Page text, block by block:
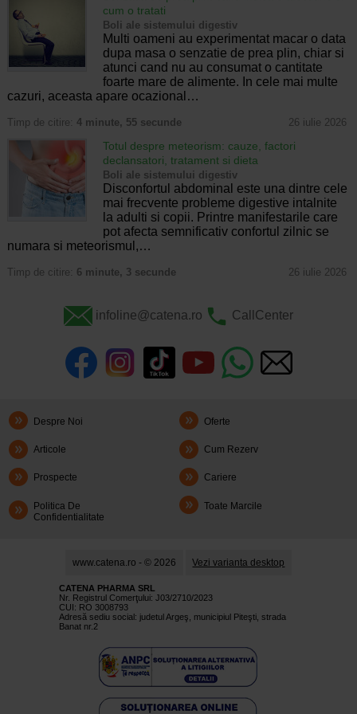
cum o tratati
Boli ale sistemului digestiv
Multi oameni au experimentat macar o data
dupa masa o senzatie de prea plin, chiar si
atunci cand nu au consumat o cantitate
foarte mare de alimente. In cele mai multe
cazuri, aceasta apare ocazional…
Timp de citire: 4 minute, 55 secunde 26 iulie 2026
Totul despre meteorism: cauze, factori
declansatori, tratament si dieta
Boli ale sistemului digestiv
Disconfortul abdominal este una dintre cele
mai frecvente probleme digestive intalnite
la adulti si copii. Printre manifestarile care
pot afecta semnificativ confortul zilnic se
numara si meteorismul,…
Timp de citire: 6 minute, 3 secunde 26 iulie 2026
infoline@catena.ro CallCenter
Despre Noi Oferte
Articole Cum Rezerv
Prospecte Cariere
Politica De
Confidentialitate
Toate Marcile
www.catena.ro - © 2026 Vezi varianta desktop
CATENA PHARMA SRL
Nr. Registrul Comerţului: J03/2710/2023
CUI: RO 3008793
Adresă sediu social: judetul Argeş, municipiul Piteşti, strada
Banat nr.2